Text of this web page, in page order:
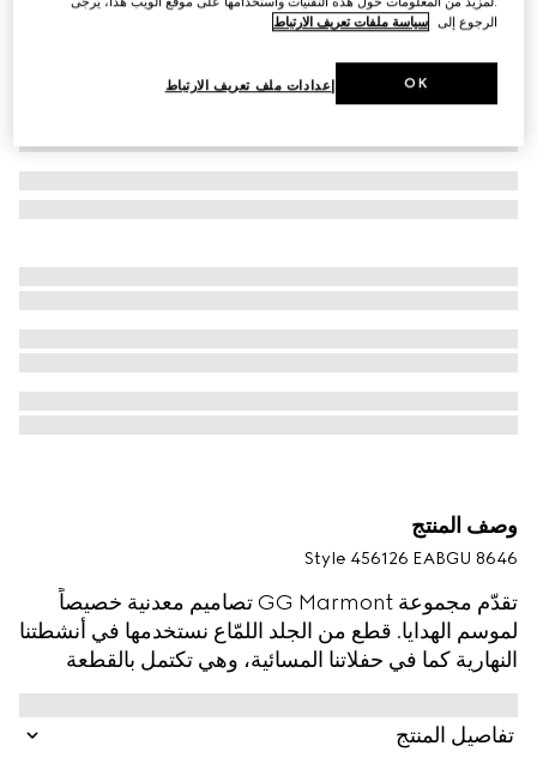
وصف المنتج
Style ‎456126 EABGU 8646
تقدّم مجموعة GG Marmont تصاميم معدنية خصيصاً
لموسم الهدايا. قطع من الجلد اللمّاع نستخدمها في أنشطتنا
النهارية كما في حفلاتنا المسائية، وهي تكتمل بالقطعة
المعدنية لشعار G المزدوج، على غرار هذه المحفظة
المصنوعة من جلد أفعى البايثون بمظهر مصفّح.
تفاصيل المنتج
الرجوع إلى سياسة ملفات تعريف الارتباط
إعدادات ملف تعريف الارتباط OK